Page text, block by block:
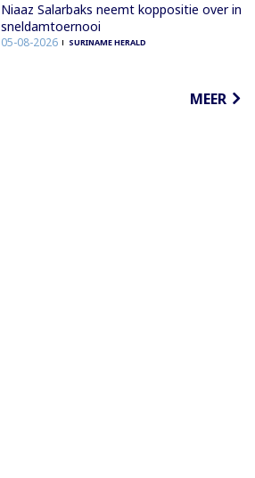
Niaaz Salarbaks neemt koppositie over in
sneldamtoernooi
05-08-2026 SURINAME HERALD
MEER